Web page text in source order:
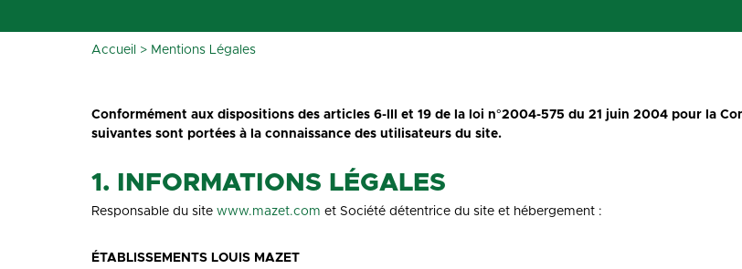
Accueil > Mentions Légales
Conformément aux dispositions des articles 6-III et 19 de la loi n°2004-575 du 21 juin 2004 pour la
suivantes sont portées à la connaissance des utilisateurs du site.
1. INFORMATIONS LÉGALES
Responsable du site www.mazet.com et Société détentrice du site et hébergement :
ÉTABLISSEMENTS LOUIS MAZET